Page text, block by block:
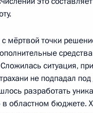
мёртвой точки
ситуация,
не подпадал
разработать
областном бюджете.